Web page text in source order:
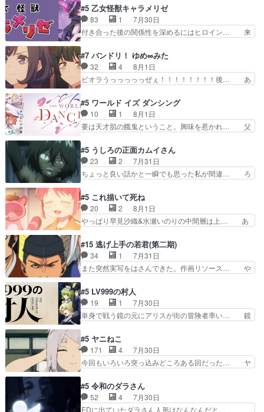
い筈のガブちゃん、アキオの… 色々とひっかけが
あって、最終的に嫌な終わ… ゴンゾウが従える大
量のツガイに何事かと思…
タイの妃になってもその心は晴れず、モ… ドレゲ
ネの過去、宝石だった彼女が人になり… ドレゲネ
の過去、、辛かった、、あのジャタ… 年上旦那が
良い人でも、女は宝石でただ笑っ… ダイルの儀式
過去には同情の言葉しか…シ… 奥様に悲しい過
去…萌え袖が可愛いね、と思… ドレゲネとシタ
ラ、2人だけの同盟が結成さ…
#5 乙女怪獣キャラメリゼ
83 1
7月30日
付き合った後の関係性を深めるにはヒロイン… 来
とメスってて何この可愛い生物。クラス… 付き合
い始めたら始めたでまた違った悩みが… と一歩ず
つ踏み出す黒絵ちゃん微笑ま新汰の… ツインテー
ルが可愛いお茶目な妹ちゃんです… しかも過去も
らっしゃるからかしらお顔が… 黒絵「怪獣に憧れ
るのはいいけど自分自身が… 素の自分はどちらな
のかはまだ不明だが見せ…
#7 バンドリ！ ゆめ∞みた
32 4
8月1日
ビオラうっっっっっぜぇ！！！！！！！！後… あ
ラが悪魔すぎて気分が悪くなってきたこ… 声優ま
とめました(７話まで)仲町あられ/… ビオラの策略
がバッチリ嵌って最高wwwこ… 自信あれば評価
なんて気にしないし、充実し… ・バーチャルだけ
け？と思ったら歌唱シーン… の、らいぶシーン
＿!!­­--­­--­… それだけでええやん！！しかし、ビオラ
が仕…
#5 ワールド イズ ダンシング
10 1
8月1日
要は天才肌の餓鬼ということ。興味を惹かれ… 父
の鬼夜叉と田楽の増次郎。小さないざこ… 着眼点
は良くとも、先鋭的すぎるのか。芸能… 鬼夜叉は
石也と共に観世座をあとにし、三条… 観世座を離
れ、三条坊門御所で日々を送る鬼… 「お前(鬼夜
子舞勝負。鬼夜叉は猫の動き… 登場人物の我が強
い。新しい獅子舞に拘って… 第５話を
primevideoで視聴しまし…
#5 うしろの正面カムイさん
23 2
7月31日
ちょっと良い話かと一瞬でも思った私が間違… ろ
も1日お疲れ様でした～───昨晩～今… 幼女に拾
われたお市ちゃんの恩返し。化け猫… 役にて出演
させていただきました。ジョアン… トイ・ストー
リーみたいな始まり。流石に除… 猫相手になんで
し良い話化け猫は油が好物… 今回はあかやし1体
のみで15分。金持ちの… 今更だけど霊が性行為
で祓えることは何とな…
#5 これ描いて死ね
20 2
8月1日
やっぱり早見沙織&水瀬いのりの中間層は上… あ
人物が増えてわいわいしたところが好き… 初コミ
ティアで２０冊刷りは妥当だよね。俺… 藤森さん
のママ向けの漫画で、また涙腺が⋯… 〜漫画に
「想い」をこめよう｣娘に漫画であ… 何回この作
てコミティアっていいなあ。同… コミティア参加
のしおりを徹夜で作る先生(… お母さん、娘にあ
んな漫画描かれたら泣いち…
#15 逃げ上手の若君(第二期)
34 1
7月31日
また突然実写をはさんできた。作画リソース… や
歳まで童貞だと魔法使いになれるという… こっち
の諏訪の三大将もまたクセが強いw色… 頼重が完
全にブレーンだよね毎回敵キャラが… 弧次郎「欲
を我慢して強くなれるなら大飯食… 変化球な演出
ていただきました！最終的に… この高らかなDT
宣言、合田一人に通じるも… この作品は近年稀に
見るおっさんキャラの充…
#5 LV999の村人
19 1
7月30日
単身で戦う鏡の元にアリスが街の冒険者率い… 鏡
なががんばってくれたアリスの父ちゃん… 成長限
界が999である村人と定めた上位存… 大規模バト
ルシーンなのに会話してばっかり… やっぱり勇者
より強かったか笑統率力LV9… 普通の人間の親子
組みか‥Lv200帯の… そのために役割を超越する
者の出現させるた… アリスのお陰で他の勇者達も
#5 ヤニねこ
171 4
7月30日
今回もいろいろ突っ込みどころある回だった… ヤ
ちゃんの恋愛話をしたり、タバコを生産… ここう
っすら思ったことズバリ言ってくれて… おかし
い、さわやかだ 世話好きの陰に支配… ヤクねこ
#5 令和のダラさん
52 4
7月30日
EDに出ていたダラさん人形はなんなんだと…